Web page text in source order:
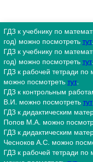
ГДЗ к учебнику по
год) можно посмотреть тут.
ГДЗ к учебнику по
год) можно посмотреть тут.
ГДЗ к рабочей тетради
можно посмотреть тут.
ГДЗ к контрольным
В.И. можно посмотреть тут
ГДЗ к дидактическим
Попов М.А. можно
ГДЗ к дидактическим
Чесноков А.С. можно
ГДЗ к рабочей тетради по